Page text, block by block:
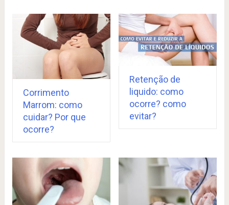
Corrimento
Marrom: como
cuidar? Por que
ocorre?
Retenção de
liquido: como
ocorre? como
evitar?